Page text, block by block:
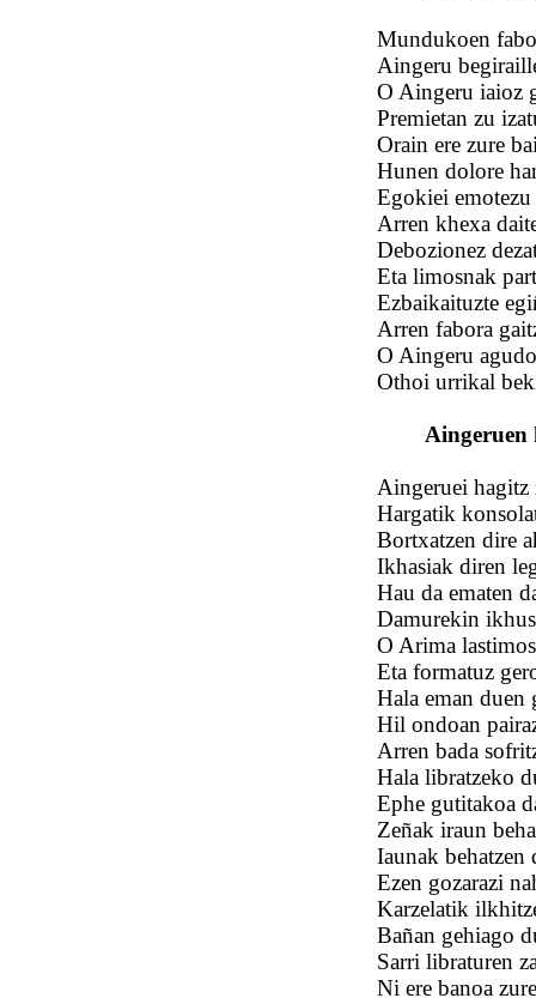
Mundukoen
Aingeru
O Aingeru iaioz
Premietan zu
Orain ere zure
Hunen dolore
Egokiei
Arren khexa
Debozionez
Eta limosnak
Ezbaikaituzte
Arren fabora
O Aingeru
Othoi urrikal
Aingeruen
Aingeruei hagitz
Hargatik
Bortxatzen dire
Ikhasiak diren
Hau da ematen
Damurekin
O Arima
Eta formatuz
Hala eman duen
Hil ondoan
Arren bada
Hala libratzeko
Ephe gutitakoa
Zeñak iraun
Iaunak behatzen
Ezen gozarazi
Karzelatik
Bañan gehiago
Sarri libraturen
Ni ere banoa